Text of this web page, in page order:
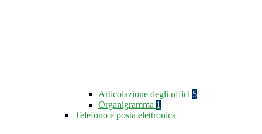
Articolazione degli uffici 5
Organigramma 1
Telefono e posta elettronica